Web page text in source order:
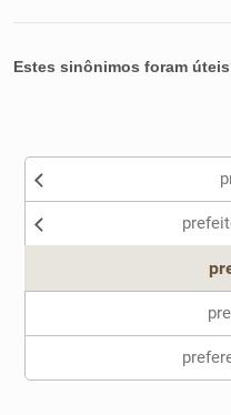
Conexões
Dicionário
Estes sinônimos foram
Nenhum dos sinônimos